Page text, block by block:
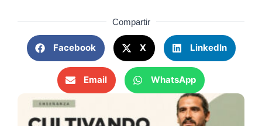
Compartir
Facebook X LinkedIn
Email WhatsApp